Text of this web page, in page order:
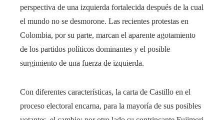
perspectiva de una izquierda fortalecida después de la cual
el mundo no se desmorone. Las recientes protestas en
Colombia, por su parte, marcan el aparente agotamiento
de los partidos políticos dominantes y el posible
surgimiento de una fuerza de izquierda.
Con diferentes características, la carta de Castillo en el
proceso electoral encarna, para la mayoría de sus posibles